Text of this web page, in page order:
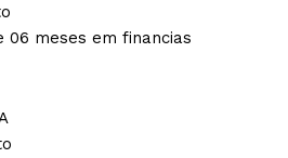
06 meses em financias